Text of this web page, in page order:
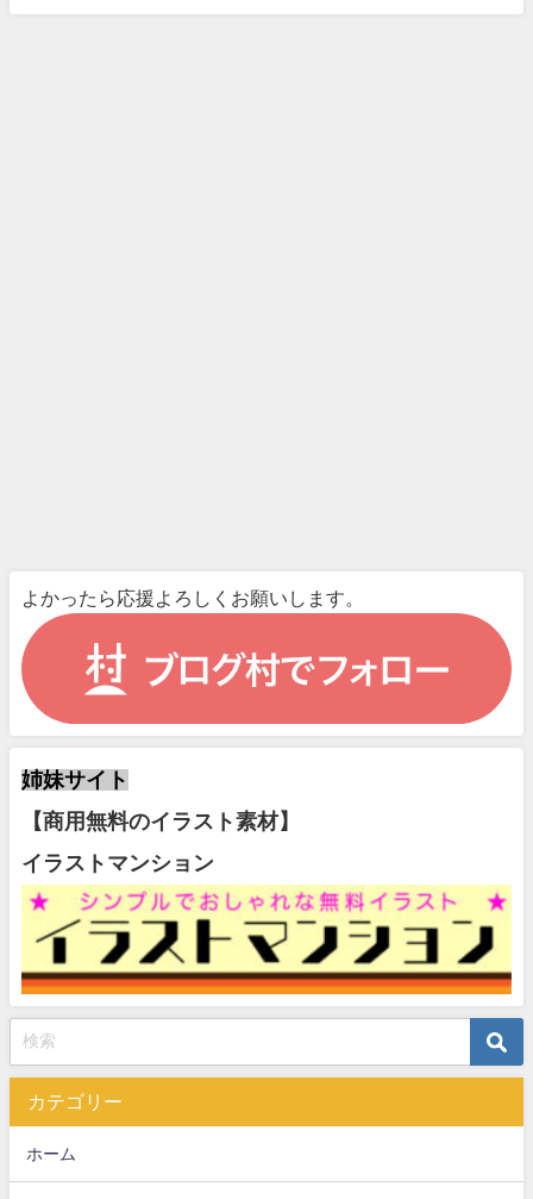
よかったら応援よろしくお願いします。
姉妹サイト
【商用無料のイラスト素材】
イラストマンション
カテゴリー
ホーム